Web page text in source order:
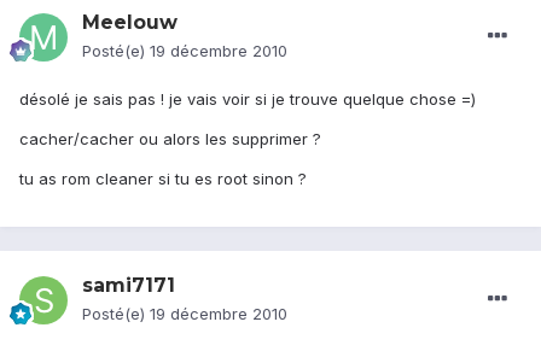
Meelouw
Posté(e) 19 décembre 2010
désolé je sais pas ! je vais voir si je trouve quelque chose =)
cacher/cacher ou alors les supprimer ?
tu as rom cleaner si tu es root sinon ?
sami7171
Posté(e) 19 décembre 2010